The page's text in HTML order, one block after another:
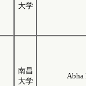
大学
南昌
大学
Abha